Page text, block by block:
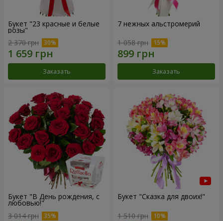
Букет "23 красные и белые
розы"
2 370 грн
Заказать
7 нежных альстромерий
1 058 грн
Заказать
Букет "В День рождения, с
любовью!"
3 014 грн
Букет "Сказка для двоих!"
1 510 грн